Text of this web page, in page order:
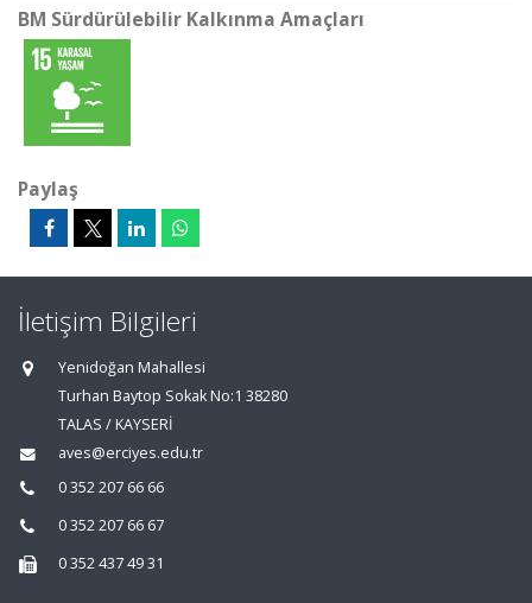
BM Sürdürülebilir Kalkınma Amaçları
Paylaş
İletişim Bilgileri
Yenidoğan Mahallesi
Turhan Baytop Sokak No:1 38280
TALAS / KAYSERİ
aves@erciyes.edu.tr
0 352 207 66 66
0 352 207 66 67
0 352 437 49 31